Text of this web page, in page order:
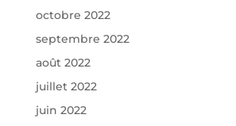
octobre 2022
septembre 2022
août 2022
juillet 2022
juin 2022